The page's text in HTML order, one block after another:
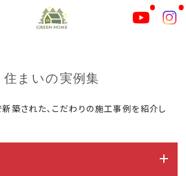
住まいの実例集
築された、こだわりの施工事例を紹介し